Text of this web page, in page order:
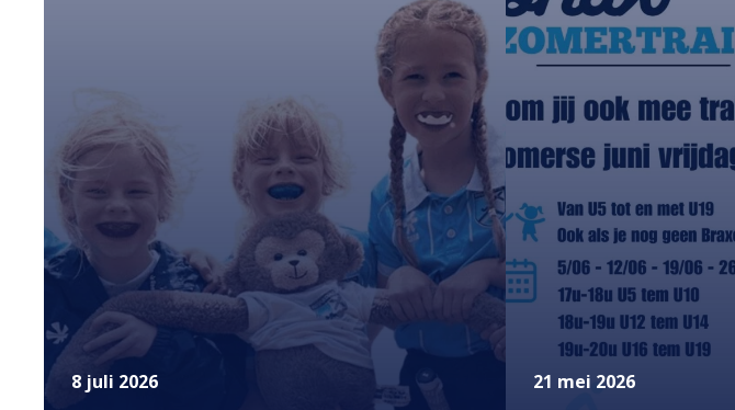
8 juli 2026 21 mei 2026